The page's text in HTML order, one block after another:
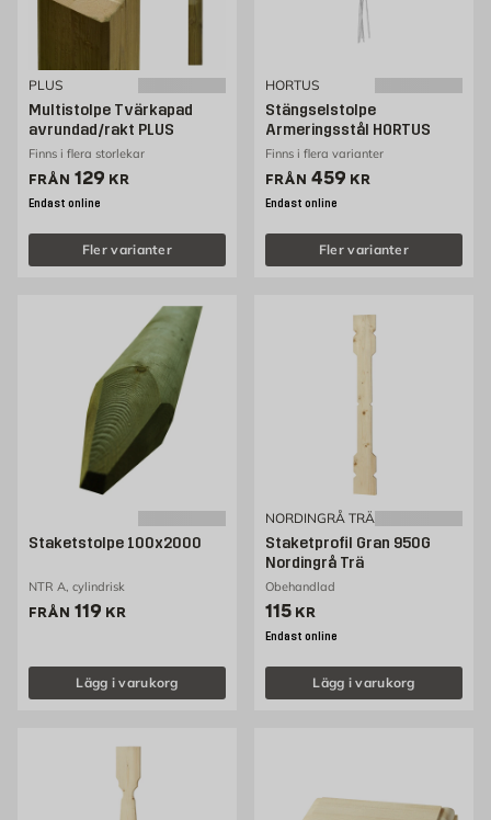
PLUS
Multistolpe Tvärkapad
avrundad/rakt PLUS
Finns i flera storlekar
FRÅN Pris 129 kr
129 KR
Endast online
Fler varianter
HORTUS
Stängselstolpe
Armeringsstål HORTUS
Finns i flera varianter
FRÅN Pris 459 kr
459 KR
Endast online
Fler varianter
Staketstolpe 100x2000
NTR A, cylindrisk
FRÅN Pris 119 kr
119 KR
Lägg i varukorg
NORDINGRÅ TRÄ
Staketprofil Gran 950G
Nordingrå Trä
Obehandlad
Pris 115 kr
115 KR
Endast online
Lägg i varukorg